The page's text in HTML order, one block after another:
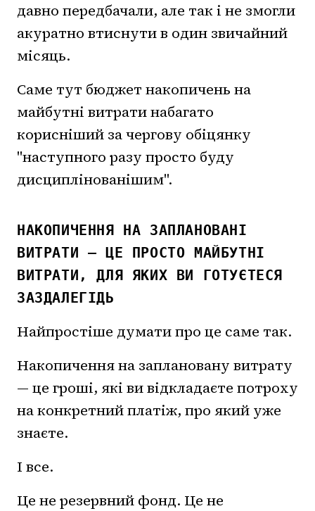
давно передбачали, але так і не змогли
акуратно втиснути в один звичайний
місяць.
Саме тут бюджет накопичень на
майбутні витрати набагато
корисніший за чергову обіцянку
"наступного разу просто буду
дисциплінованішим".
НАКОПИЧЕННЯ НА ЗАПЛАНОВАНІ
ВИТРАТИ — ЦЕ ПРОСТО МАЙБУТНІ
ВИТРАТИ, ДЛЯ ЯКИХ ВИ ГОТУЄТЕСЯ
ЗАЗДАЛЕГІДЬ
Найпростіше думати про це саме так.
Накопичення на заплановану витрату
— це гроші, які ви відкладаєте потроху
на конкретний платіж, про який уже
знаєте.
І все.
Це не резервний фонд. Це не